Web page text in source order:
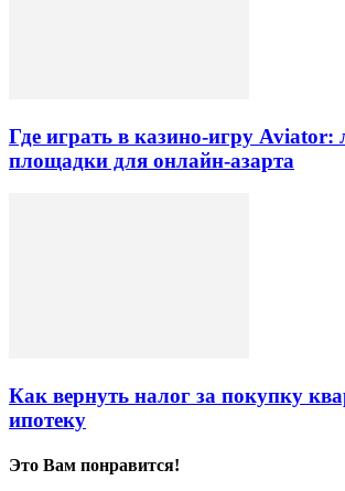
Где играть в казино-игру Aviator:
площадки для онлайн-азарта
Как вернуть налог за покупку
ипотеку
Это Вам понравится!